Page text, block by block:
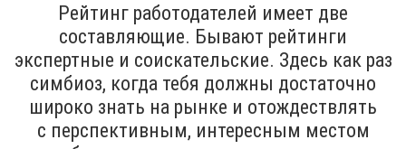
Рейтинг работодателей имеет две
составляющие. Бывают рейтинги
экспертные и соискательские. Здесь как раз
симбиоз, когда тебя должны достаточно
широко знать на рынке и отождествлять
с перспективным, интересным местом